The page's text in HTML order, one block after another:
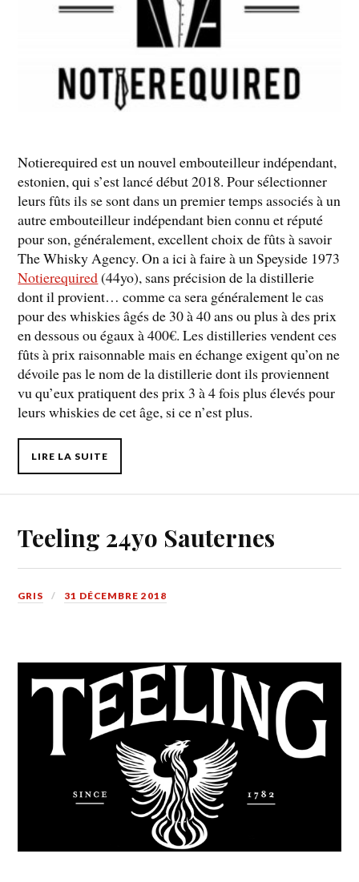
Notierequired est un nouvel embouteilleur indépendant,
estonien, qui s’est lancé début 2018. Pour sélectionner
leurs fûts ils se sont dans un premier temps associés à un
autre embouteilleur indépendant bien connu et réputé
pour son, généralement, excellent choix de fûts à savoir
The Whisky Agency. On a ici à faire à un Speyside 1973
Notierequired(44yo), sans précision de la distillerie
dont il provient… comme ca sera généralement le cas
pour des whiskies âgés de 30 à 40 ans ou plus à des prix
en dessous ou égaux à 400€. Les distilleries vendent ces
fûts à prix raisonnable mais en échange exigent qu’on ne
dévoile pas le nom de la distillerie dont ils proviennent
vu qu’eux pratiquent des prix 3 à 4 fois plus élevés pour
leurs whiskies de cet âge, si ce n’est plus.
LIRE LA SUITE
Teeling 24yo Sauternes
GRIS 31 DÉCEMBRE 2018